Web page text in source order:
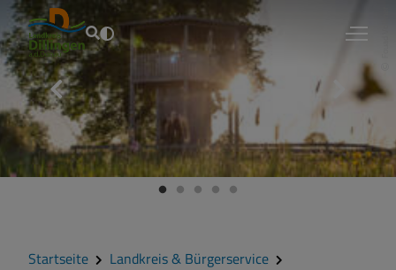
Fouad Vollmer
Startseite
Landkreis & Bürgerservice